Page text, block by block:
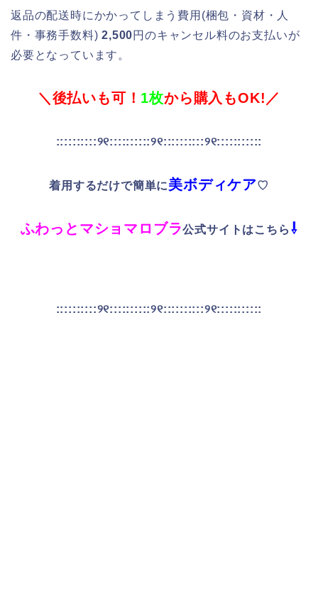
返品の配送時にかかってしまう費用(梱包・資材・人
件・事務手数料) 2,500円のキャンセル料のお支払いが
必要となっています。
＼後払いも可！ 1枚から購入もOK!／
::::::::::୨୧::::::::::୨୧::::::::::୨୧:::::::::::
着用するだけで簡単に美ボディケア♡
ふわっとマショマロブラ公式サイトはこちら ⇩
::::::::::୨୧::::::::::୨୧::::::::::୨୧:::::::::::